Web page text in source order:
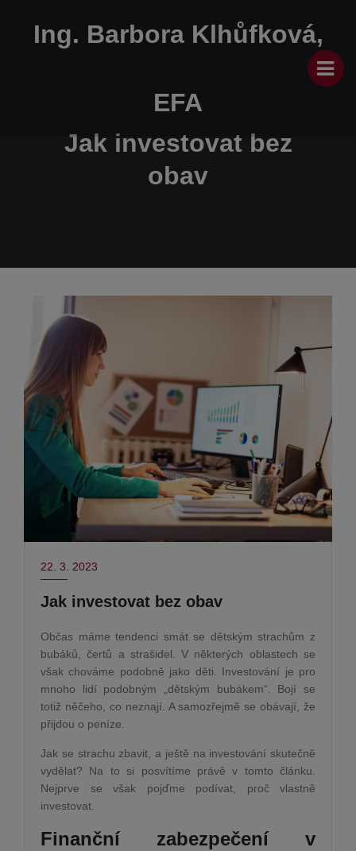
Ing. Barbora Klhůfková,
EFA
Jak investovat bez
obav
22. 3. 2023
Jak investovat bez obav
Občas máme tendenci smát se dětským strachům z
bubáků, čertů a strašidel. V některých oblastech se
však chováme podobně jako děti. Investování je pro
mnoho lidí podobným „dětským bubákem“. Bojí se
totiž něčeho, co neznají. A samozřejmě se obávají, že
přijdou o peníze.
Jak se strachu zbavit, a ještě na investování skutečně
vydělat? Na to si posvítíme právě v tomto článku.
Nejprve se však pojďme podívat, proč vlastně
investovat.
Finanční zabezpečení v